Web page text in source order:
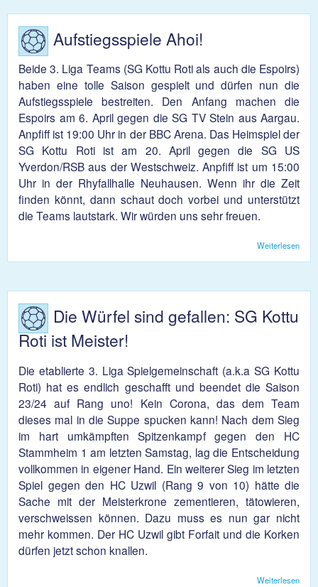
Aufstiegsspiele Ahoi!
Beide 3. Liga Teams (SG Kottu Roti als auch die Espoirs)
haben eine tolle Saison gespielt und dürfen nun die
Aufstiegsspiele bestreiten. Den Anfang machen die
Espoirs am 6. April gegen die SG TV Stein aus Aargau.
Anpfiff ist 19:00 Uhr in der BBC Arena. Das Heimspiel der
SG Kottu Roti ist am 20. April gegen die SG US
Yverdon/RSB aus der Westschweiz. Anpfiff ist um 15:00
Uhr in der Rhyfallhalle Neuhausen. Wenn ihr die Zeit
finden könnt, dann schaut doch vorbei und unterstützt
die Teams lautstark. Wir würden uns sehr freuen.
Weiterlesen
Die Würfel sind gefallen: SG Kottu
Roti ist Meister!
Die etablierte 3. Liga Spielgemeinschaft (a.k.a SG Kottu
Roti) hat es endlich geschafft und beendet die Saison
23/24 auf Rang uno! Kein Corona, das dem Team
dieses mal in die Suppe spucken kann! Nach dem Sieg
im hart umkämpften Spitzenkampf gegen den HC
Stammheim 1 am letzten Samstag, lag die Entscheidung
vollkommen in eigener Hand. Ein weiterer Sieg im letzten
Spiel gegen den HC Uzwil (Rang 9 von 10) hätte die
Sache mit der Meisterkrone zementieren, tätowieren,
verschweissen können. Dazu muss es nun gar nicht
mehr kommen. Der HC Uzwil gibt Forfait und die Korken
dürfen jetzt schon knallen.
Weiterlesen